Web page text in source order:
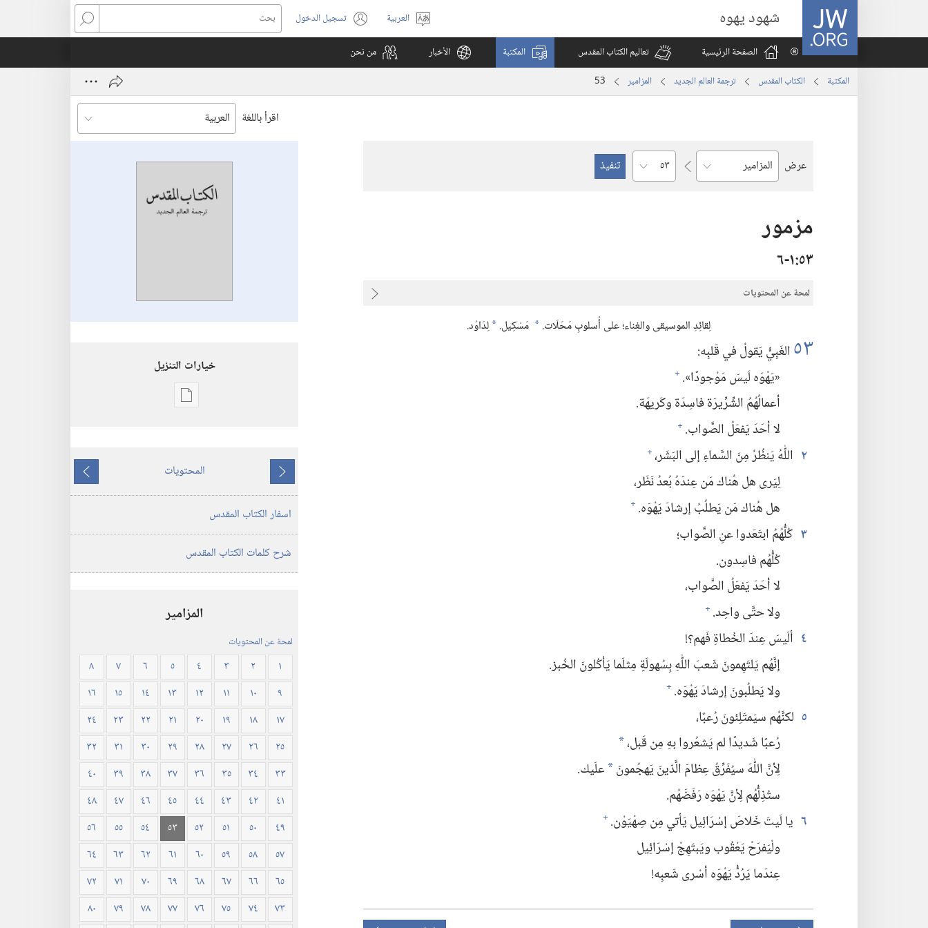
JW.ORG شهود يهوه
اختر
اللغة
العربية تسجيل الدخول
(يفتح
نافذة
بحث
الصفحة الرئيسية
تعاليم الكتاب المقدس المكتبة الأخبار من نحن
المكتبة الكتاب المقدس ترجمة العالم الجديد المزامير 53
اقرأ باللغة
عرض
السفر
الفصل
مزمور
٥٣‏:‏١‏-٦
لمحة عن المحتويات
لِقائِدِ الموسيقى والغِناء؛‏ على أُسلوبِ مَحَلَات.‏ * مَسْكِيل.‏ *لِدَاوُد.‏
٥٣الغَبِيُّ يَقولُ في قَلبِه:‏
«يَهْوَه لَيسَ مَوْجودًا».‏ +
أعمالُهُمُ الشِّرِّيرَة فاسِدَة وكَريهَة.‏
لا أحَدَ يَفعَلُ الصَّواب.‏ +
٢ اللّٰهُ يَنظُرُ مِنَ السَّماءِ إلى البَشَر،‏+
لِيَرى هل هُناك مَن عِندَهُ بُعدُ نَظَر،‏
هل هُناك مَن يَطلُبُ إرشادَ يَهْوَه.‏ +
٣ كُلُّهُمُ ابتَعَدوا عنِ الصَّواب؛‏
كُلُّهُم فاسِدون.‏
لا أحَدَ يَفعَلُ الصَّواب،‏
ولا حتَّى واحِد.‏ +
٤ ألَيسَ عِندَ الخُطاةِ فَهم؟‏!‏
إنَّهُم يَلتَهِمونَ شَعبَ اللّٰهِ بِسُهولَةٍ مِثلَما يَأكُلونَ الخُبز.‏
ولا يَطلُبونَ إرشادَ يَهْوَه.‏ +
٥ لكنَّهُم سيَمتَلِئونَ رُعبًا،‏
رُعبًا شَديدًا لم يَشعُروا بهِ مِن قَبل،‏*
لِأنَّ اللّٰهَ سيُفَرِّقُ عِظامَ الَّذينَ يَهجُمونَ *علَيك.‏
ستُذِلُّهُم لِأنَّ يَهْوَه رَفَضَهُم.‏
٦ يا لَيتَ خَلاصَ إسْرَائِيل يَأتي مِن صِهْيَوْن.‏ +
ولْيَفرَحْ يَعْقُوب ويَبتَهِجْ إسْرَائِيل
عِندَما يَرُدُّ يَهْوَه أسْرى شَعبِه!‏
خيارات التنزيل
خيارات
العالم
الجديد
المقدس
المنقحة
ما
يسبق
المحتويات
ما
يلي
اسفار الكتاب المقدس
شرح كلمات الكتاب المقدس
المزامير
لمحة عن المحتويات
١ ٢ ٣ ٤ ٥ ٦ ٧
٨
٩
١٠ ١١ ١٢ ١٣ ١٤ ١٥
١٦
١٧
١٨ ١٩ ٢٠ ٢١ ٢٢ ٢٣
٢٤
٢٥
٢٦ ٢٧ ٢٨ ٢٩ ٣٠ ٣١
٣٢
٣٣
٣٤ ٣٥ ٣٦ ٣٧ ٣٨ ٣٩
٤٠
٤١
٤٢ ٤٣ ٤٤ ٤٥ ٤٦ ٤٧
٤٨
٤٩
٥٠ ٥١ ٥٢ ٥٣ ٥٤ ٥٥
٥٦
٥٧
٥٨ ٥٩ ٦٠ ٦١ ٦٢ ٦٣
٦٤
٦٥
٦٦ ٦٧ ٦٨ ٦٩ ٧٠ ٧١
٧٢
٧٣
٧٤ ٧٥ ٧٦ ٧٧ ٧٨ ٧٩
٨٠